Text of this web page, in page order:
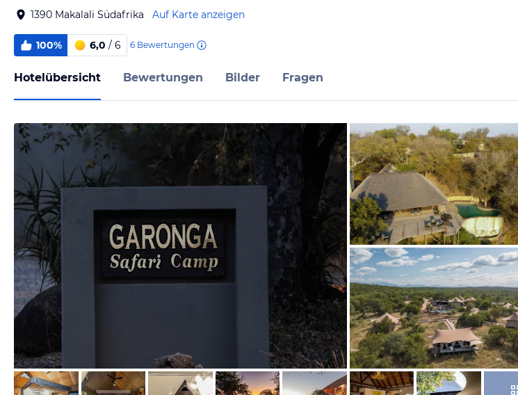
1390 Makalali Südafrika Auf Karte anzeigen
100% 6,0 / 6 6 Bewertungen
Hotelübersicht Bewertungen Bilder Fragen
von Expedia